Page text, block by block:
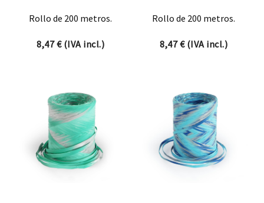
Rollo de 200 metros.
8,47€(IVA incl.)
Rollo de 200 metros.
8,47€(IVA incl.)